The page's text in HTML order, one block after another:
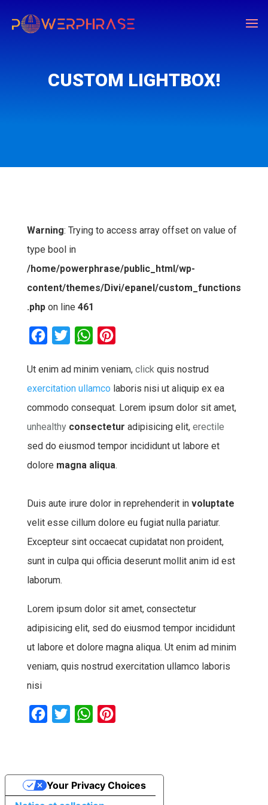
CUSTOM LIGHTBOX!
Warning: Trying to access array offset on value of
type bool in
/home/powerphrase/public_html/wp-
content/themes/Divi/epanel/custom_functions
.phpon line 461
c
e
b
o
o
k
i
t
t
e
r
W
a
t
s
A
p
p
n
t
e
r
e
Ut enim ad minim veniam, clickquis nostrud
exercitation ullamco laboris nisi ut aliquip ex ea
commodo consequat. Lorem ipsum dolor sit amet,
unhealthy consectetur adipisicing elit, erectile
sed do eiusmod tempor incididunt ut labore et
dolore magna aliqua.
Duis aute irure dolor in reprehenderit in voluptate
velit esse cillum dolore eu fugiat nulla pariatur.
Excepteur sint occaecat cupidatat non proident,
sunt in culpa qui officia deserunt mollit anim id est
laborum.
Lorem ipsum dolor sit amet, consectetur
adipisicing elit, sed do eiusmod tempor incididunt
ut labore et dolore magna aliqua. Ut enim ad minim
veniam, quis nostrud exercitation ullamco laboris
nisi
b
t
W
s
e
Your Privacy Choices